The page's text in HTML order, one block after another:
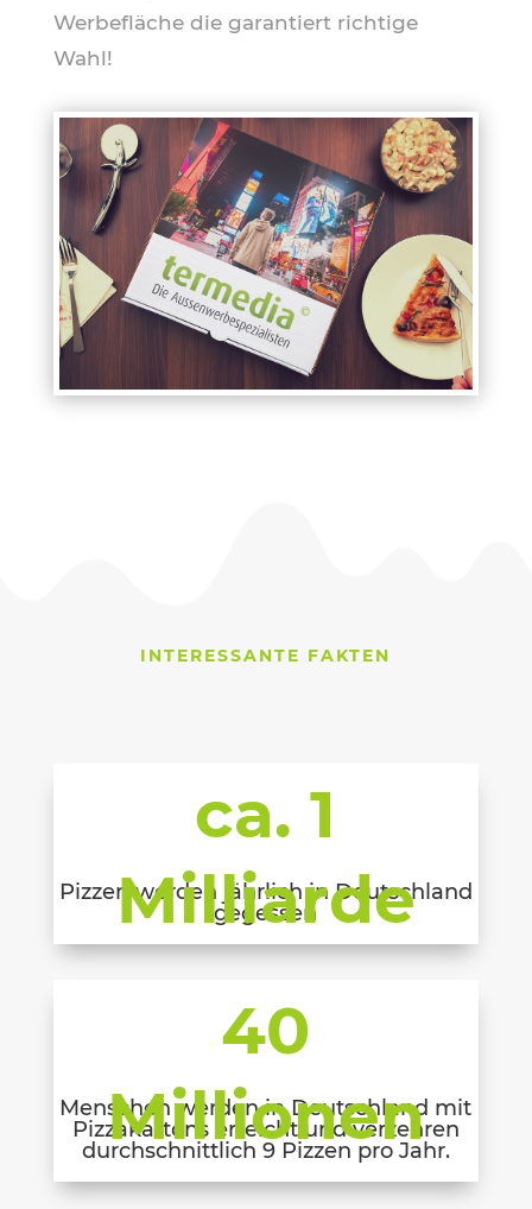
Werbefläche die garantiert richtige
Wahl!
INTERESSANTE FAKTEN
ca. 1
Milliarde
Pizzen werden jährlich in Deutschland
gegessen
40
Millionen
Menschen werden in Deutschland mit
Pizzakartons erreicht und verzehren
durchschnittlich 9 Pizzen pro Jahr.